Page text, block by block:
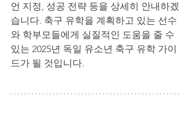
언 지정, 성공 전략 등을 상세히 안내하겠
습니다. 축구 유학을 계획하고 있는 선수
와 학부모들에게 실질적인 도움을 줄 수
있는 2025년 독일 유소년 축구 유학 가이
드가 될 것입니다.